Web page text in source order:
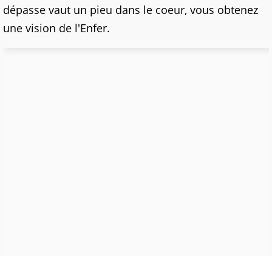
dépasse vaut un pieu dans le coeur, vous obtenez
une vision de l'Enfer.